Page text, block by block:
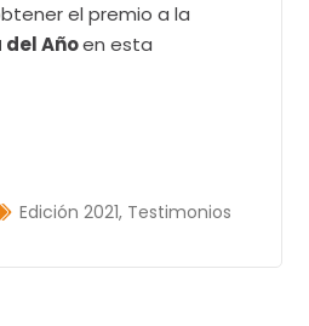
el premio a la
del Añoen esta
Edición 2021, Testimonios